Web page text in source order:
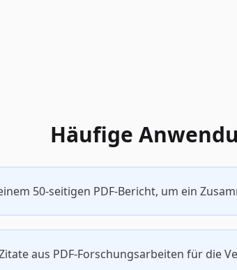
Häufige
50-seitigen PDF-Bericht, um ein
aus PDF-Forschungsarbeiten für die